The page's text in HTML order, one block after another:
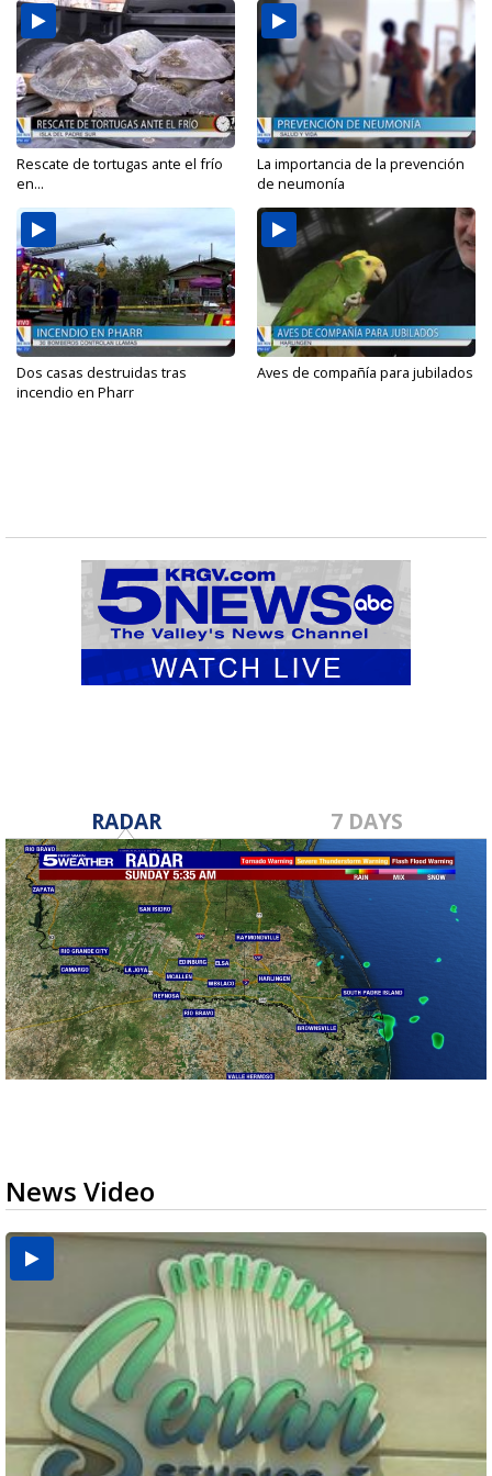
Rescate de tortugas ante el frío
en...
La importancia de la prevención
de neumonía
Dos casas destruidas tras
incendio en Pharr
Aves de compañía para jubilados
RADAR 7 DAYS
News Video